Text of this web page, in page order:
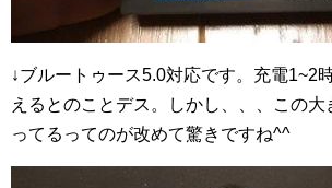
↓ブルートゥース5.0対応です。充電1~2
えるとのことデス。しかし、、、この大
ってるってのが改めて驚きですね^^